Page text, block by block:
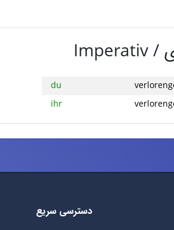
Imperativ /
du
ihr
دسترسی سریع